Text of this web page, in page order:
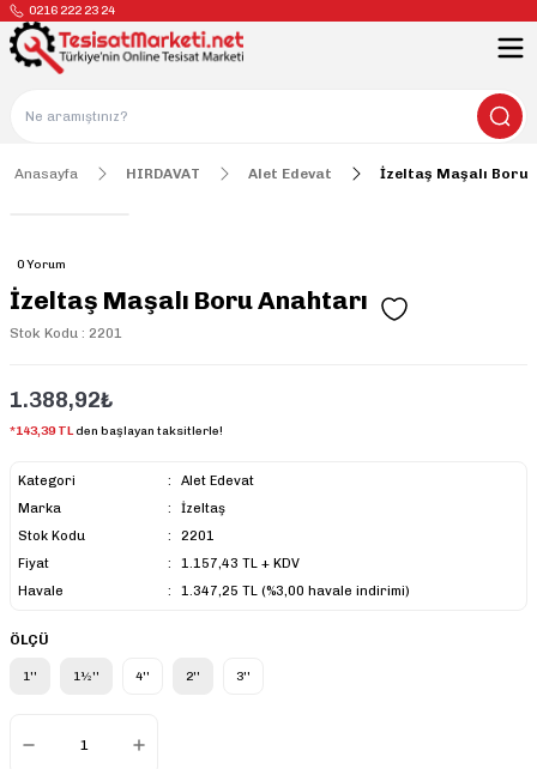
0216 222 23 24
Anasayfa HIRDAVAT Alet Edevat İzeltaş Maşalı Boru
0 Yorum
İzeltaş Maşalı Boru Anahtarı
Stok Kodu : 2201
1.388,92₺
*143,39 TLden başlayan taksitlerle!
Kategori
Alet Edevat
Marka
İzeltaş
Stok Kodu
2201
Fiyat
1.157,43 TL + KDV
Havale
1.347,25 TL (%3,00 havale indirimi)
ÖLÇÜ
1'' 1½'' 4'' 2'' 3''